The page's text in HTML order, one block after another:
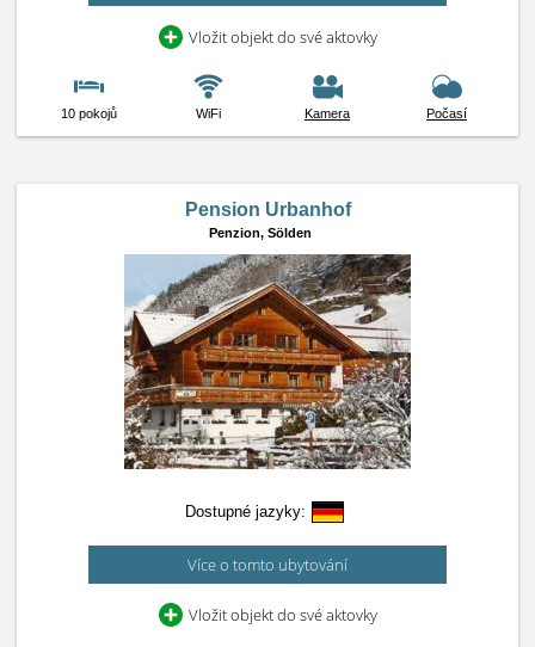
Vložit objekt do své aktovky
10 pokojů WiFi Kamera Počasí
Pension Urbanhof
Penzion, Sölden
Dostupné jazyky:
Více o tomto ubytování
Vložit objekt do své aktovky